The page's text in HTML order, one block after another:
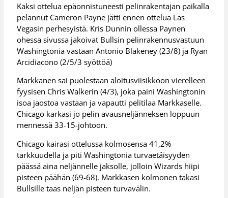
Kaksi ottelua epäonnistuneesti pelinrakentajan paikalla
pelannut Cameron Payne jätti ennen ottelua Las
Vegasin perhesyistä. Kris Dunnin ollessa Paynen
ohessa sivussa jakoivat Bullsin pelinrakennusvastuun
Washingtonia vastaan Antonio Blakeney (23/8) ja Ryan
Arcidiacono (2/5/3 syöttöä)
Markkanen sai puolestaan aloitusviisikkoon vierelleen
fyysisen Chris Walkerin (4/3), joka paini Washingtonin
isoa jaostoa vastaan ja vapautti pelitilaa Markkaselle.
Chicago karkasi jo pelin avausneljänneksen loppuun
mennessä 33-15-johtoon.
Chicago kairasi ottelussa kolmosensa 41,2%
tarkkuudella ja piti Washingtonia turvaetäisyyden
päässä aina neljännelle jaksolle, jolloin Wizards hiipi
pisteen päähän (69-68). Markkasen kolmonen takasi
Bullsille taas neljän pisteen turvavälin.